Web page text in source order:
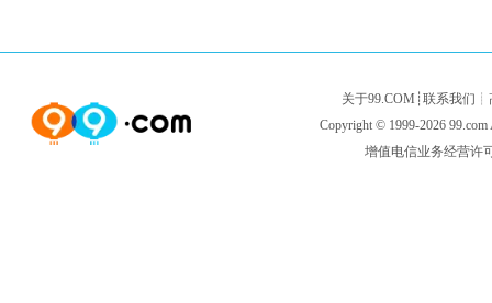
关于99.COM ┊ 联系我们 ┊
Copyright © 1999-2026 99.com
增值电信业务经营许